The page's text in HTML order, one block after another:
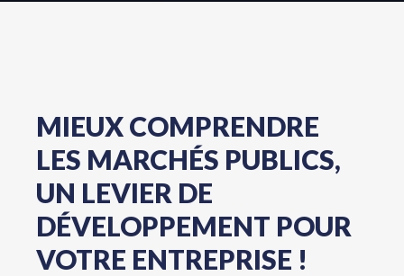
MIEUX COMPRENDRE
LES MARCHÉS PUBLICS,
UN LEVIER DE
DÉVELOPPEMENT POUR
VOTRE ENTREPRISE !